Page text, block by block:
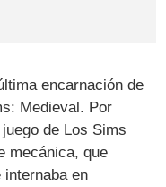
encarnación de
Medieval. Por
de Los Sims
mecánica, que
en